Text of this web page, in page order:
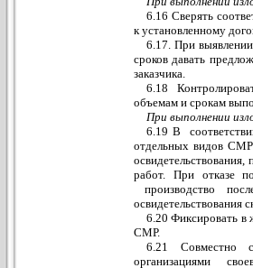
6.16 Сверять
к установленному
6.17. При
сроков давать
заказчика.
6.18
объемам и срокам
При выполнении
6.19 В
отдельных видов СМР
работ. При отказе
производство
освидетельствования
6.20 Фиксировать в
СМР.
6.21 Совместно с
организациями